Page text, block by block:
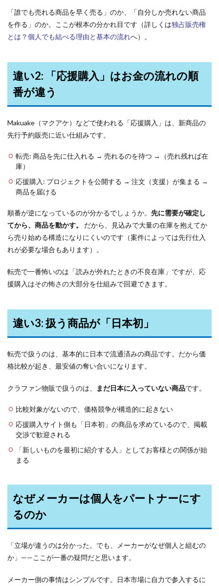
「誰でも売れる商品を早く売る」のか、「自分しか売れない商品
を作る」のか。ここが根本の分かれ目です（詳しくは独占販売権
とは？個人でも結べる理由と基本の流れへ）。
違い2: 「応援購入」はお金の流れの順
番が違う
Makuake（マクアケ）などで使われる「応援購入」は、新商品の
先行予約販売に近い仕組みです。
転売: 商品を先に仕入れる → 売れるのを待つ →（売れ残れば在
庫）
応援購入: プロジェクトを公開する → 注文（支援）が集まる →
商品を届ける
順番が逆になっているのが分かるでしょうか。 先に需要が確定し
てから、商品を動かす。
だから、見込みで大量の在庫を抱えてか
ら売り始める構造になりにくいのです（案件によっては先行仕入
れが必要な場合もあります）。
転売で一番怖いのは「読みが外れたときの不良在庫」ですが、応
援購入はその怖さの大部分を仕組みで回避できます。
違い3: 扱う商品が「日本初」
転売で扱うのは、基本的に日本で流通済みの商品です。だから価
格比較が起き、最安値の奪い合いになります。
クラファン物販で扱うのは、 まだ日本に入っていない商品です。
比較対象がないので、価格競争が構造的に起きない
応援購入サイト側も「日本初」の商品を求めているので、掲載
交渉で歓迎される
「新しいものを最初に紹介する人」としてお客様との関係が始
まる
なぜメーカーは個人をパートナーにす
るのか
「立場が違うのは分かった。でも、メーカーがなぜ個人と組むの
か」——ここが一番の疑問だと思います。
メーカー側の事情はシンプルです。日本市場に自力で参入するに